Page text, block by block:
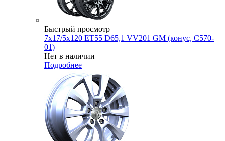
Быстрый просмотр
7x17/5x120 ET55 D65,1 VV201 GM (конус, C570-
01)
Нет в наличии
Подробнее